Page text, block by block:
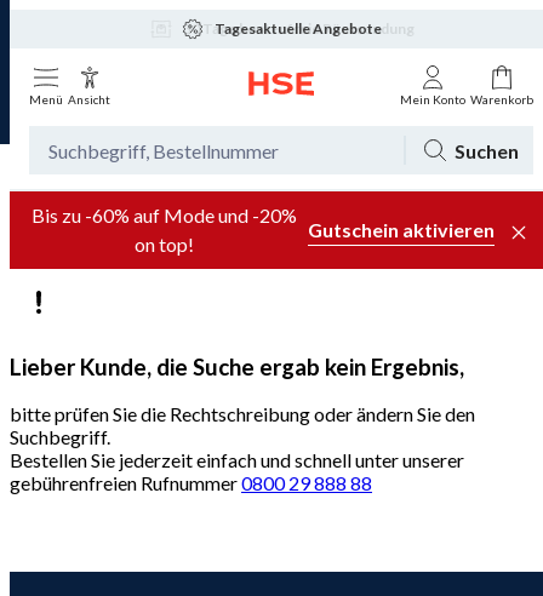
Tagesaktuelle Angebote
Menü Ansicht Mein Konto Warenkorb
Suchen
Bis zu -60% auf Mode und -20%
on top!
Gutschein aktivieren
Lieber Kunde, die Suche ergab kein Ergebnis,
bitte prüfen Sie die Rechtschreibung oder ändern Sie den
Suchbegriff.
Bestellen Sie jederzeit einfach und schnell unter unserer
gebührenfreien Rufnummer0800 29 888 88